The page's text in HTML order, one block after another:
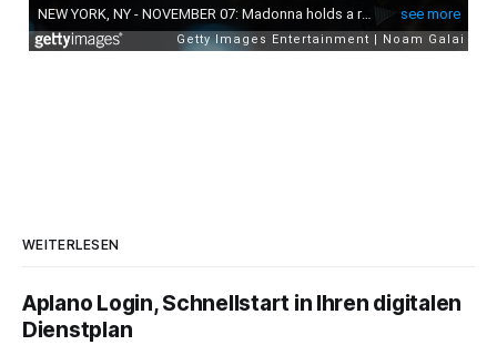
WEITERLESEN
Aplano Login, Schnellstart in Ihren digitalen
Dienstplan